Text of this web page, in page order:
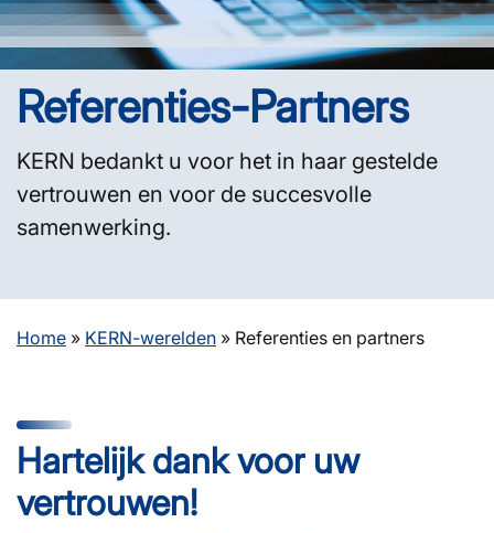
Referenties-Partners
KERN bedankt u voor het in haar gestelde
vertrouwen en voor de succesvolle
samenwerking.
Home » KERN-werelden » Referenties en partners
Hartelijk dank voor uw
vertrouwen!